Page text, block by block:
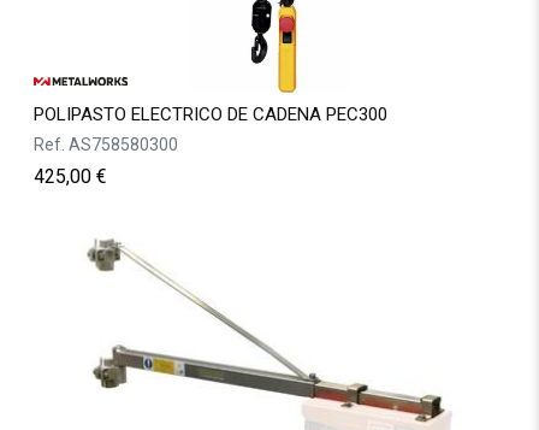
POLIPASTO ELECTRICO DE CADENA PEC300
Ref. AS758580300
425,00€